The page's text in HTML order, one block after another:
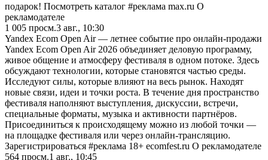
подарок! Посмотреть каталог #реклама max.ru О
рекламодателе
1 005 просм.3 авг., 10:30
Yandex Ecom Open Air — летнее событие про онлайн-продажи
Yandex Ecom Open Air 2026 объединяет деловую программу,
живое общение и атмосферу фестиваля в одном потоке. Здесь
обсуждают технологии, которые становятся частью среды.
Исследуют силы, которые влияют на весь рынок. Находят
новые связи, идеи и точки роста. В течение дня пространство
фестиваля наполняют выступления, дискуссии, встречи,
специальные форматы, музыка и активности партнёров.
Присоединиться к происходящему можно из любой точки —
на площадке фестиваля или через онлайн-трансляцию.
Зарегистрироваться #реклама 18+ ecomfest.ru О рекламодателе
564 просм.1 авг., 10:45